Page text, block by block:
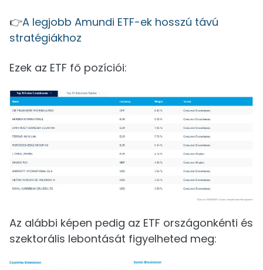
👉A legjobb Amundi ETF-ek hosszú távú
stratégiákhoz
Ezek az ETF fő pozíciói:
Az alábbi képen pedig az ETF országonkénti és
szektorális lebontását figyelheted meg: